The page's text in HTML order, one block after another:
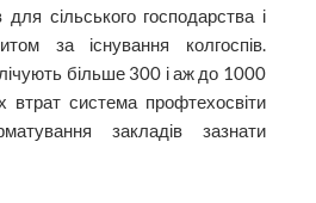
для сільського господарства і
за існування колгоспів.
більше 300 і аж до 1000
втрат система профтехосвіти
закладів зазнати